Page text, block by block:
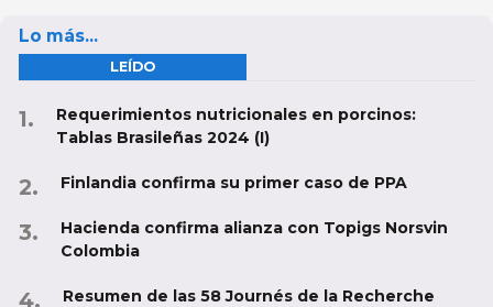
Lo más...
LEÍDO
Requerimientos nutricionales en porcinos:
Tablas Brasileñas 2024 (I)
Finlandia confirma su primer caso de PPA
Hacienda confirma alianza con Topigs Norsvin
Colombia
Resumen de las 58 Journés de la Recherche